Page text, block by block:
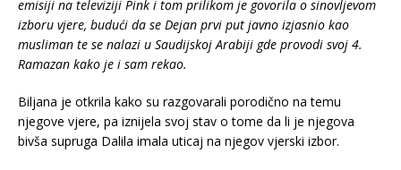
emisiji na televiziji Pink i tom prilikom je govorila o sinovljevom
izboru vjere, budući da se Dejan prvi put javno izjasnio kao
musliman te se nalazi u Saudijskoj Arabiji gde provodi svoj 4.
Ramazan kako je i sam rekao.
Biljana je otkrila kako su razgovarali porodično na temu
njegove vjere, pa iznijela svoj stav o tome da li je njegova
bivša supruga Dalila imala uticaj na njegov vjerski izbor.